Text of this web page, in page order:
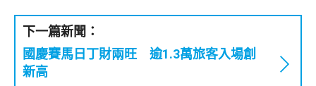
下一篇新聞：
國慶賽馬日丁財兩旺 逾1.3萬旅客入場創
新高